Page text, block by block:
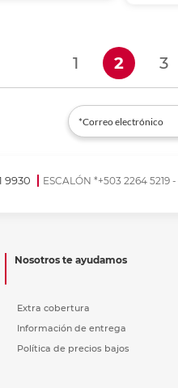
1 2 3
9930
ESCALÓN *+503 2264 5219
Nosotros te ayudamos
Extra cobertura
Información de entrega
Política de precios bajos